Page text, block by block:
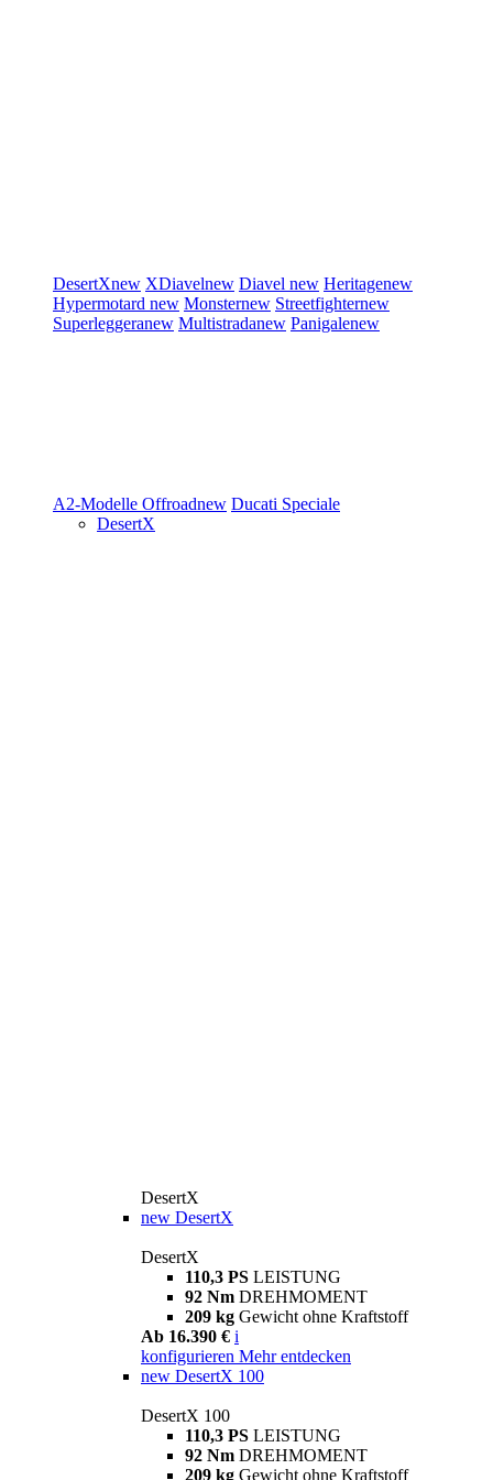
DesertXnew XDiavelnew Diavel new Heritagenew
Hypermotard new Monsternew Streetfighternew
Superleggeranew Multistradanew Panigalenew
A2-Modelle Offroadnew Ducati Speciale
DesertX
DesertX
new DesertX
DesertX
110,3 PS LEISTUNG
92 Nm DREHMOMENT
209 kg Gewicht ohne Kraftstoff
Ab 16.390 € i
konfigurieren Mehr entdecken
new DesertX 100
DesertX 100
110,3 PS LEISTUNG
92 Nm DREHMOMENT
209 kg Gewicht ohne Kraftstoff